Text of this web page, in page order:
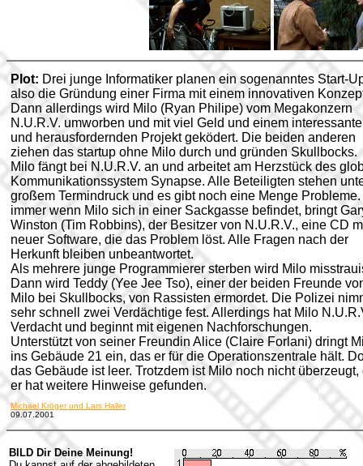
Plot: Drei junge Informatiker planen ein sogenanntes Start-
also die Gründung einer Firma mit einem innovativen
Dann allerdings wird Milo (Ryan Philipe) vom Megakonzern
N.U.R.V. umworben und mit viel Geld und einem
und herausfordernden Projekt geködert. Die beiden anderen
ziehen das startup ohne Milo durch und gründen Skullbocks.
Milo fängt bei N.U.R.V. an und arbeitet am Herzstück des
Kommunikationssystem Synapse. Alle Beteiligten stehen
großem Termindruck und es gibt noch eine Menge Probleme.
immer wenn Milo sich in einer Sackgasse befindet, bringt
Winston (Tim Robbins), der Besitzer von N.U.R.V., eine CD
neuer Software, die das Problem löst. Alle Fragen nach der
Herkunft bleiben unbeantwortet.
Als mehrere junge Programmierer sterben wird Milo
Dann wird Teddy (Yee Jee Tso), einer der beiden Freunde
Milo bei Skullbocks, von Rassisten ermordet. Die Polizei
sehr schnell zwei Verdächtige fest. Allerdings hat Milo
Verdacht und beginnt mit eigenen Nachforschungen.
Unterstützt von seiner Freundin Alice (Claire Forlani) dringt
ins Gebäude 21 ein, das er für die Operationszentrale hält.
das Gebäude ist leer. Trotzdem ist Milo noch nicht überzeugt,
er hat weitere Hinweise gefunden.
Michael Kröger und Lars Haller
09.07.2001
BILD Dir Deine Meinung!